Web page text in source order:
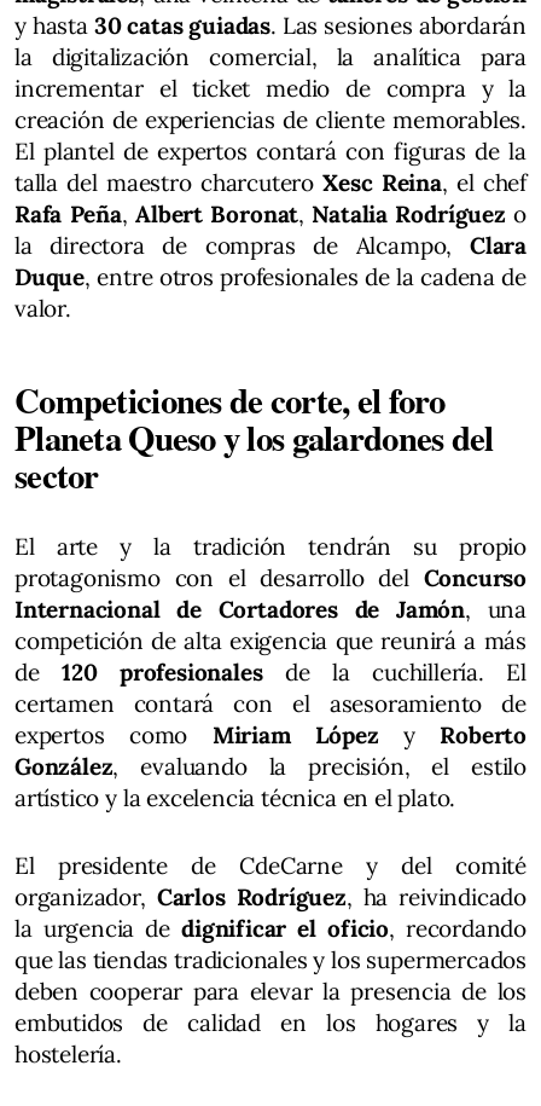
y hasta 30 catas guiadas. Las sesiones abordarán
la digitalización comercial, la analítica para
incrementar el ticket medio de compra y la
creación de experiencias de cliente memorables.
El plantel de expertos contará con figuras de la
talla del maestro charcuteroXesc Reina, el chef
Rafa Peña,Albert Boronat,Natalia Rodríguez o
la directora de compras de Alcampo, Clara
Duque, entre otros profesionales de la cadena de
valor.
Competiciones de corte, el foro
Planeta Queso y los galardones del
sector
El arte y la tradición tendrán su propio
protagonismo con el desarrollo del Concurso
Internacional de Cortadores de Jamón, una
competición de alta exigencia que reunirá a más
de120 profesionalesde la cuchillería. El
certamen contará con el asesoramiento de
expertos como Miriam López y Roberto
González, evaluando la precisión, el estilo
artístico y la excelencia técnica en el plato.
El presidente de CdeCarne y del comité
organizador, Carlos Rodríguez, ha reivindicado
la urgencia dedignificar el oficio, recordando
que las tiendas tradicionales y los supermercados
deben cooperar para elevar la presencia de los
embutidos de calidad en los hogares y la
hostelería.